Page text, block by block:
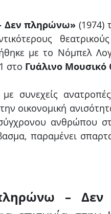
Δεν πληρώνω» (1974)
με το Νόμπελ
στο Γυάλινο Μουσικό
συνεχείς
οικονομική
ανθρώπου
παραμένει